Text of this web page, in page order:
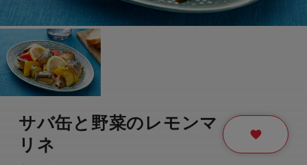
サバ缶と野菜のレモンマ
リネ